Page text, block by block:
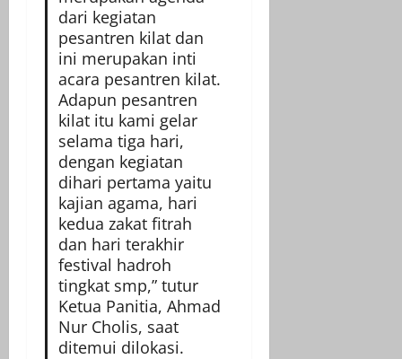
dari kegiatan
pesantren kilat dan
ini merupakan inti
acara pesantren kilat.
Adapun pesantren
kilat itu kami gelar
selama tiga hari,
dengan kegiatan
dihari pertama yaitu
kajian agama, hari
kedua zakat fitrah
dan hari terakhir
festival hadroh
tingkat smp,” tutur
Ketua Panitia, Ahmad
Nur Cholis, saat
ditemui dilokasi.